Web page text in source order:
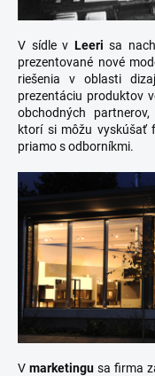
V sídle v Leeri sa
prezentované nové
riešenia v oblasti
prezentáciu produktov
obchodných
ktorí si môžu vyskúšať
priamo s odborníkmi.
V marketingusa firma